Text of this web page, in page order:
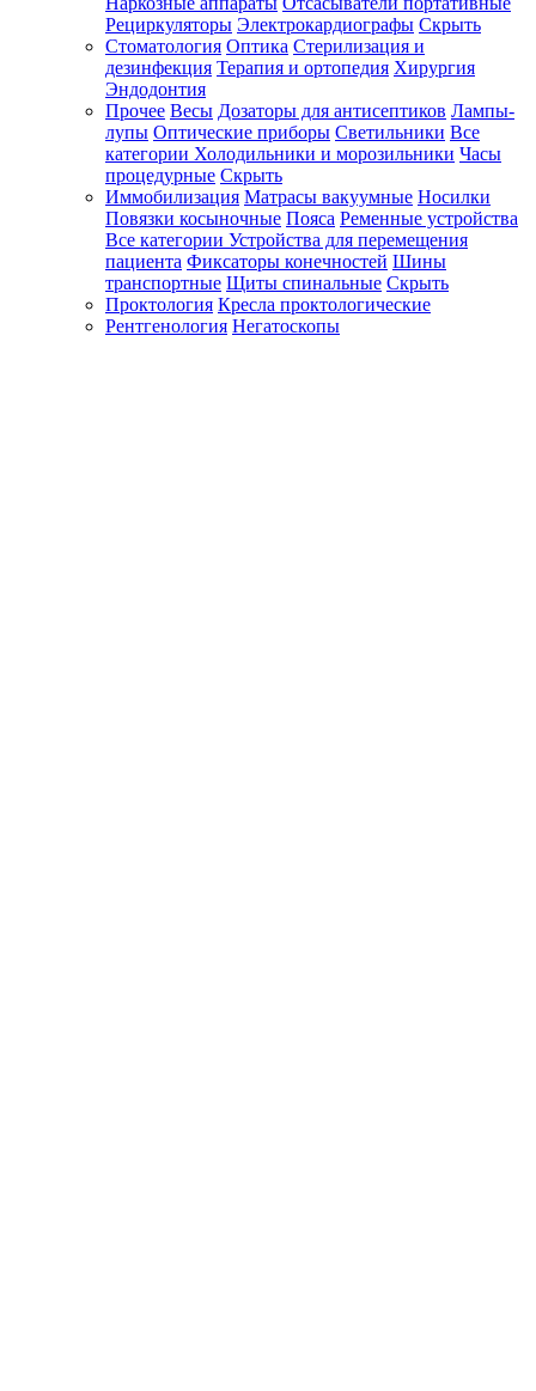
Рециркуляторы Электрокардиографы Скрыть
Стоматология Оптика Стерилизация и
дезинфекция Терапия и ортопедия Хирургия
Эндодонтия
Прочее Весы Дозаторы для антисептиков Лампы-
лупы Оптические приборы Светильники Все
категории Холодильники и морозильники Часы
процедурные Скрыть
Иммобилизация Матрасы вакуумные Носилки
Повязки косыночные Пояса Ременные устройства
Все категории Устройства для перемещения
пациента Фиксаторы конечностей Шины
транспортные Щиты спинальные Скрыть
Проктология Кресла проктологические
Рентгенология Негатоскопы